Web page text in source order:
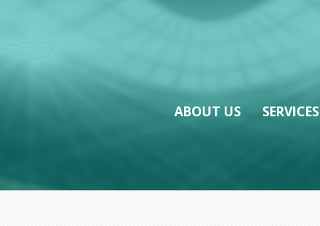
ABOUT US SERVICES